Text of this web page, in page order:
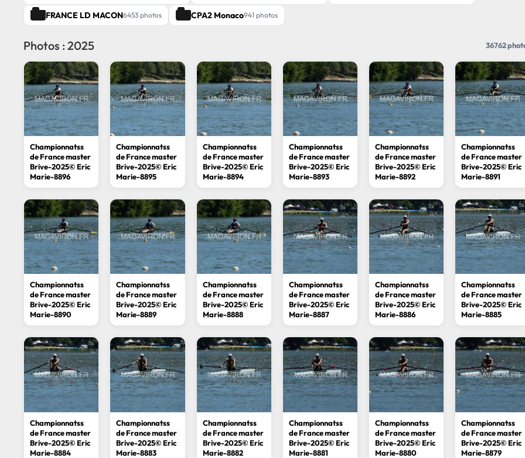
FRANCE LD MACON6453 photos CPA2 Monaco941 photos
Photos : 2025 36762
Championnatss
de France master
Brive-2025© Eric
Marie-8896
Championnatss
de France master
Brive-2025© Eric
Marie-8895
Championnatss
de France master
Brive-2025© Eric
Marie-8894
Championnatss
de France master
Brive-2025© Eric
Marie-8893
Championnatss
de France master
Brive-2025© Eric
Marie-8892
Championnatss
de France master
Brive-2025© Eric
Marie-8891
Championnatss
de France master
Brive-2025© Eric
Marie-8890
Championnatss
de France master
Brive-2025© Eric
Marie-8889
Championnatss
de France master
Brive-2025© Eric
Marie-8888
Championnatss
de France master
Brive-2025© Eric
Marie-8887
Championnatss
de France master
Brive-2025© Eric
Marie-8886
Championnatss
de France master
Brive-2025© Eric
Marie-8885
Championnatss
de France master
Brive-2025© Eric
Marie-8884
Championnatss
de France master
Brive-2025© Eric
Marie-8883
Championnatss
de France master
Brive-2025© Eric
Marie-8882
Championnatss
de France master
Brive-2025© Eric
Marie-8881
Championnatss
de France master
Brive-2025© Eric
Marie-8880
Championnatss
de France master
Brive-2025© Eric
Marie-8879